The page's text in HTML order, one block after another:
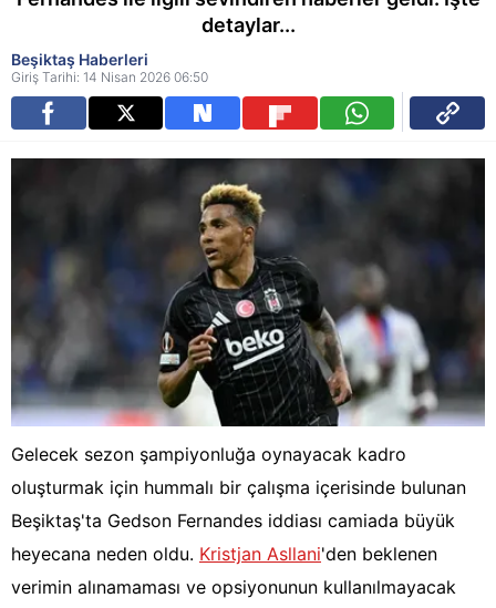
detaylar...
Beşiktaş Haberleri
Giriş Tarihi: 14 Nisan 2026 06:50
Gelecek sezon şampiyonluğa oynayacak kadro
oluşturmak için hummalı bir çalışma içerisinde bulunan
Beşiktaş'ta Gedson Fernandes iddiası camiada büyük
heyecana neden oldu. Kristjan Asllani'den beklenen
verimin alınamaması ve opsiyonunun kullanılmayacak